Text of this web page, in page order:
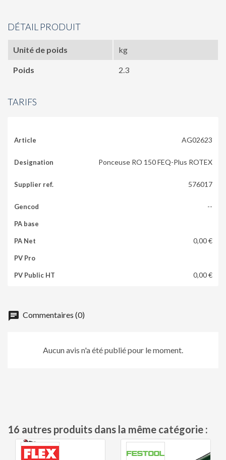
DÉTAIL PRODUIT
Unité de poids kg
Poids 2.3
TARIFS
AG02623
Ponceuse RO 150 FEQ-Plus ROTEX
576017
--
0,00 €
0,00 €
chat Commentaires (0)
Aucun avis n'a été publié pour le moment.
16 autres produits dans la même catégorie :